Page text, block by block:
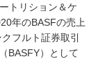
トリション＆ケ
年のBASFの売上
フルト証券取引
BASFY）として